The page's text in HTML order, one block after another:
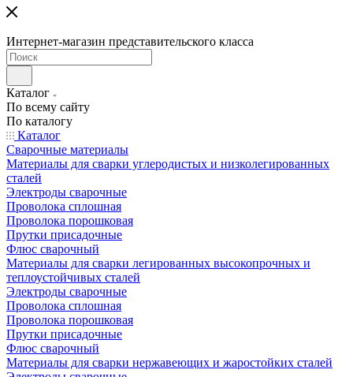
Интернет-магазин представительского класса
Каталог
По всему сайту
По каталогу
Каталог
Сварочные материалы
Материалы для сварки углеродистых и низколегированных
сталей
Электроды сварочные
Проволока сплошная
Проволока порошковая
Прутки присадочные
Флюс сварочный
Материалы для сварки легированных высокопрочных и
теплоустойчивых сталей
Электроды сварочные
Проволока сплошная
Проволока порошковая
Прутки присадочные
Флюс сварочный
Материалы для сварки нержавеющих и жаростойких сталей